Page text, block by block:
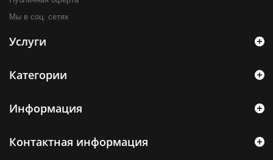
Мы в соц. сетях
Услуги
Категории
Информация
Контактная информация